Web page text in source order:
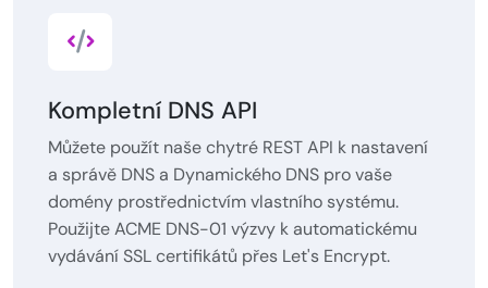
Kompletní DNS API
Můžete použít naše chytré REST API k nastavení
a správě DNS a Dynamického DNS pro vaše
domény prostřednictvím vlastního systému.
Použijte ACME DNS-01 výzvy k automatickému
vydávání SSL certifikátů přes Let's Encrypt.